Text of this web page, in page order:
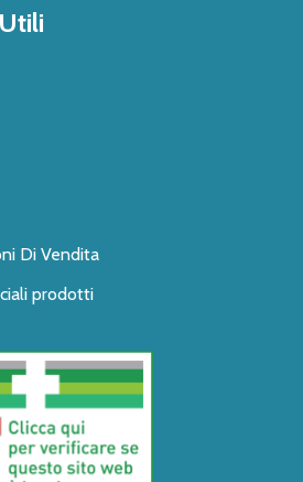
Di Vendita
prodotti